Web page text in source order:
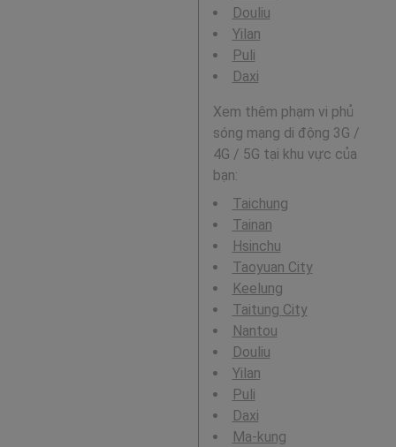
Douliu
Yilan
Puli
Daxi
Xem thêm phạm vi phủ
sóng mạng di động 3G /
4G / 5G tại khu vực của
bạn:
Taichung
Tainan
Hsinchu
Taoyuan City
Keelung
Taitung City
Nantou
Douliu
Yilan
Puli
Daxi
Ma-kung